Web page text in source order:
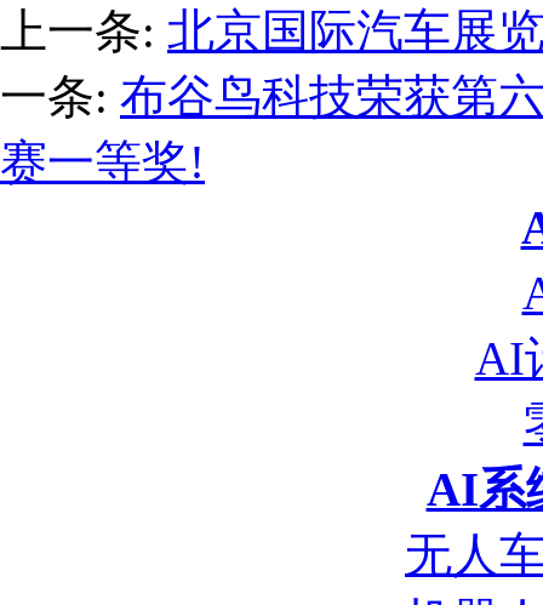
上一条: 北京国际汽车展
一条: 布谷鸟科技荣获第
赛一等奖!
AI
AI系
无人